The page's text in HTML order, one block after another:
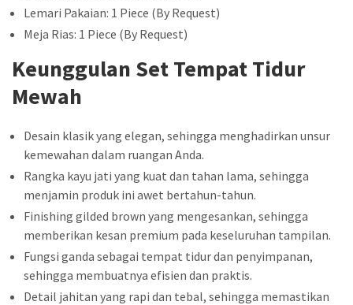
Lemari Pakaian: 1 Piece (By Request)
Meja Rias: 1 Piece (By Request)
Keunggulan Set Tempat Tidur
Mewah
Desain klasik yang elegan, sehingga menghadirkan unsur
kemewahan dalam ruangan Anda.
Rangka kayu jati yang kuat dan tahan lama, sehingga
menjamin produk ini awet bertahun-tahun.
Finishing gilded brown yang mengesankan, sehingga
memberikan kesan premium pada keseluruhan tampilan.
Fungsi ganda sebagai tempat tidur dan penyimpanan,
sehingga membuatnya efisien dan praktis.
Detail jahitan yang rapi dan tebal, sehingga memastikan